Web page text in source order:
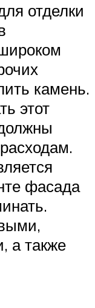
отделки
камень.
этот
фасада
а также